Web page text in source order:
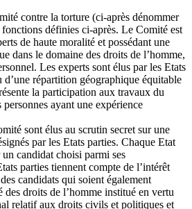
contre la torture (ci-après dénommer
définies ci-après. Le Comité est
de haute moralité et possédant une
dans le domaine des droits de l’homme,
Les experts sont élus par les Etats
d’une répartition géographique équitable
la participation aux travaux du
ayant une expérience
sont élus au scrutin secret sur une
par les Etats parties. Chaque Etat
candidat choisi parmi ses
parties tiennent compte de l’intérêt
candidats qui soient également
des droits de l’homme institué en vertu
relatif aux droits civils et politiques et